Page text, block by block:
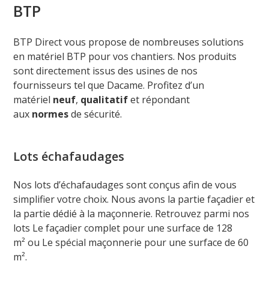
BTP
BTP Direct vous propose de nombreuses solutions
en matériel BTP pour vos chantiers. Nos produits
sont directement issus des usines de nos
fournisseurs tel que Dacame. Profitez d’un
matériel neuf, qualitatifet répondant
aux normesde sécurité.
Lots échafaudages
Nos lots d’échafaudages sont conçus afin de vous
simplifier votre choix. Nous avons la partie façadier et
la partie dédié à la maçonnerie. Retrouvez parmi nos
lots Le façadier complet pour une surface de 128
m² ou Le spécial maçonnerie pour une surface de 60
m².